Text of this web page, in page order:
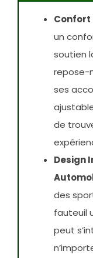
Confort
un
soutien
repose-
ses
de
Design
des
fauteuil
peut